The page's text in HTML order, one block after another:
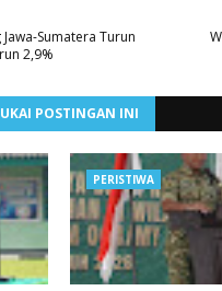
Sumatera Turun
2,9%
POSTINGAN INI
PERISTIWA